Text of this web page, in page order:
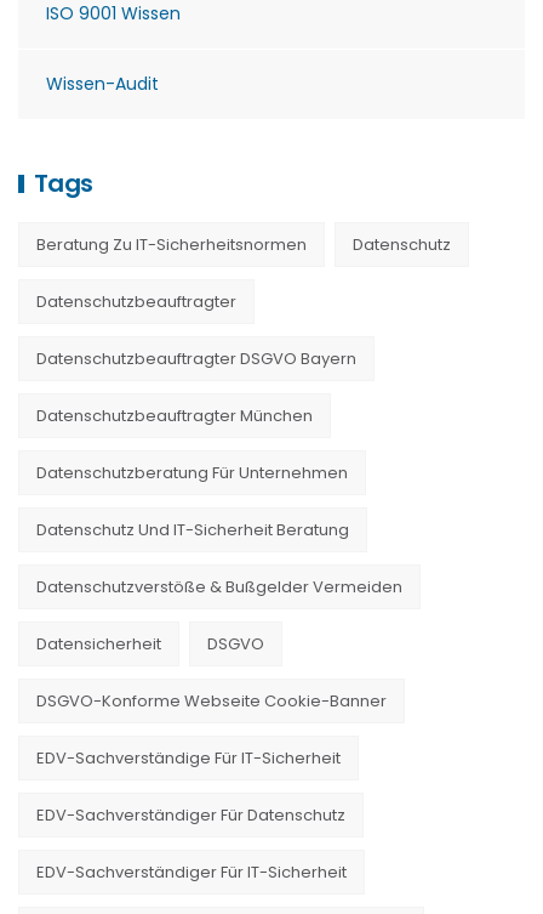
ISO 9001 Wissen
Wissen-Audit
Tags
Beratung Zu IT-Sicherheitsnormen Datenschutz
Datenschutzbeauftragter
Datenschutzbeauftragter DSGVO Bayern
Datenschutzbeauftragter München
Datenschutzberatung Für Unternehmen
Datenschutz Und IT-Sicherheit Beratung
Datenschutzverstöße & Bußgelder Vermeiden
Datensicherheit DSGVO
DSGVO-Konforme Webseite Cookie-Banner
EDV-Sachverständige Für IT-Sicherheit
EDV-Sachverständiger Für Datenschutz
EDV-Sachverständiger Für IT-Sicherheit